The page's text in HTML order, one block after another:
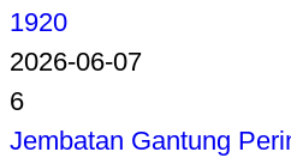
1920
2026-06-07
6
Jembatan Gantung